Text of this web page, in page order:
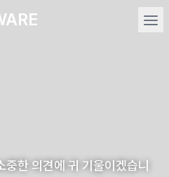
한 의견에 귀 기울이겠습니